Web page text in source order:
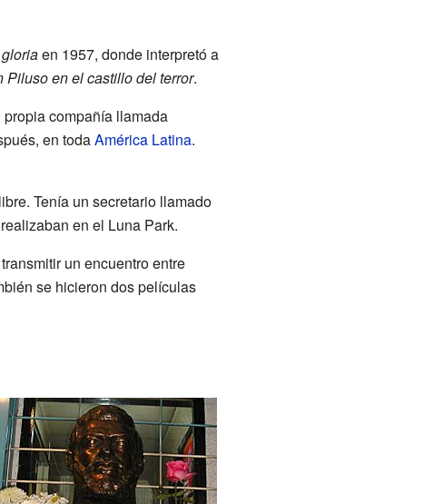
en 1957, donde interpretó a
en el castillo del terror.
compañía llamada
en todaAmérica Latina.
Tenía un secretario llamado
en el Luna Park.
un encuentro entre
se hicieron dos películas